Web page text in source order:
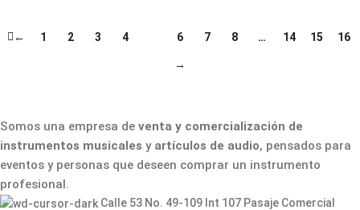
← 1 2 3 4 6 7 8 … 14 15 16
→
Somos una empresa de venta y comercialización de
instrumentos musicales yartículos de audio, pensados para
eventos y personas que deseen comprar un instrumento
profesional.
Calle 53 No. 49-109 Int 107 Pasaje Comercial